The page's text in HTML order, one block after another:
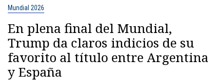
Mundial 2026
En plena final del Mundial,
Trump da claros indicios de su
favorito al título entre Argentina
y España